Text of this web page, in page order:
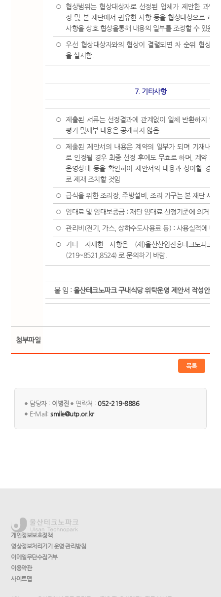
○
협상범위는 협상대상자로 선정된 업체가 제안한 과업
정 및 본 재단에서 권유한 사항 등을 협상대상으로 하
사항을 상호 협상을통해 내용의 일부를 조정할 수 있음
○
우선 협상대상자와의 협상이 결렬되면 차 순위 협상대
을 실시함.
7. 기타사항
○
제출된 서류는 선정결과에 관계없이 일체 반환하지 않
평가 및세부 내용은 공개하지 않음.
○
제출된 제안서의 내용은 계약의 일부가 되며 기재내용
로 인정될 경우 최종 선정 후에도 무효로 하며, 계약 기
운영상태 등을 확인하여 제안서의 내용과 상이할 경우
로 제재 조치할 것임
○ 급식을 위한 조리장, 주방설비, 조리 기구는 본 재단 시설
○ 임대료 및 임대보증금 : 재단 임대료 산정기준에 의거 납
○ 관리비(전기, 가스, 상하수도사용료 등) : 사용실적에 따
○
기타 자세한 사항은 (재)울산산업진흥테크노파크
(219~8521,8524) 로 문의하기 바람.
붙 임 : 울산테크노파크 구내식당 위탁운영 제안서 작성안내
첨부파일
목록
담당자 : 이병진 연락처 :052-219-8886
E-Mail:smile@utp.or.kr
개인정보보호정책
영상정보처리기기 운영·관리방침
이메일무단수집거부
이용약관
사이트맵